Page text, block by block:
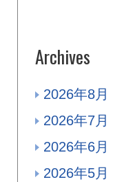
Archives
2026年8月
2026年7月
2026年6月
2026年5月